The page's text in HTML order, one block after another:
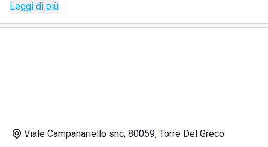
Servizi offerti dallostabilimento balneare Torre
molto gentile;
Leggi di più
Viale Campanariello snc, 80059, Torre Del Greco